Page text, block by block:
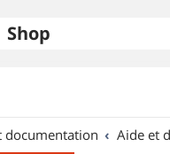
Shop
documentation Aide et